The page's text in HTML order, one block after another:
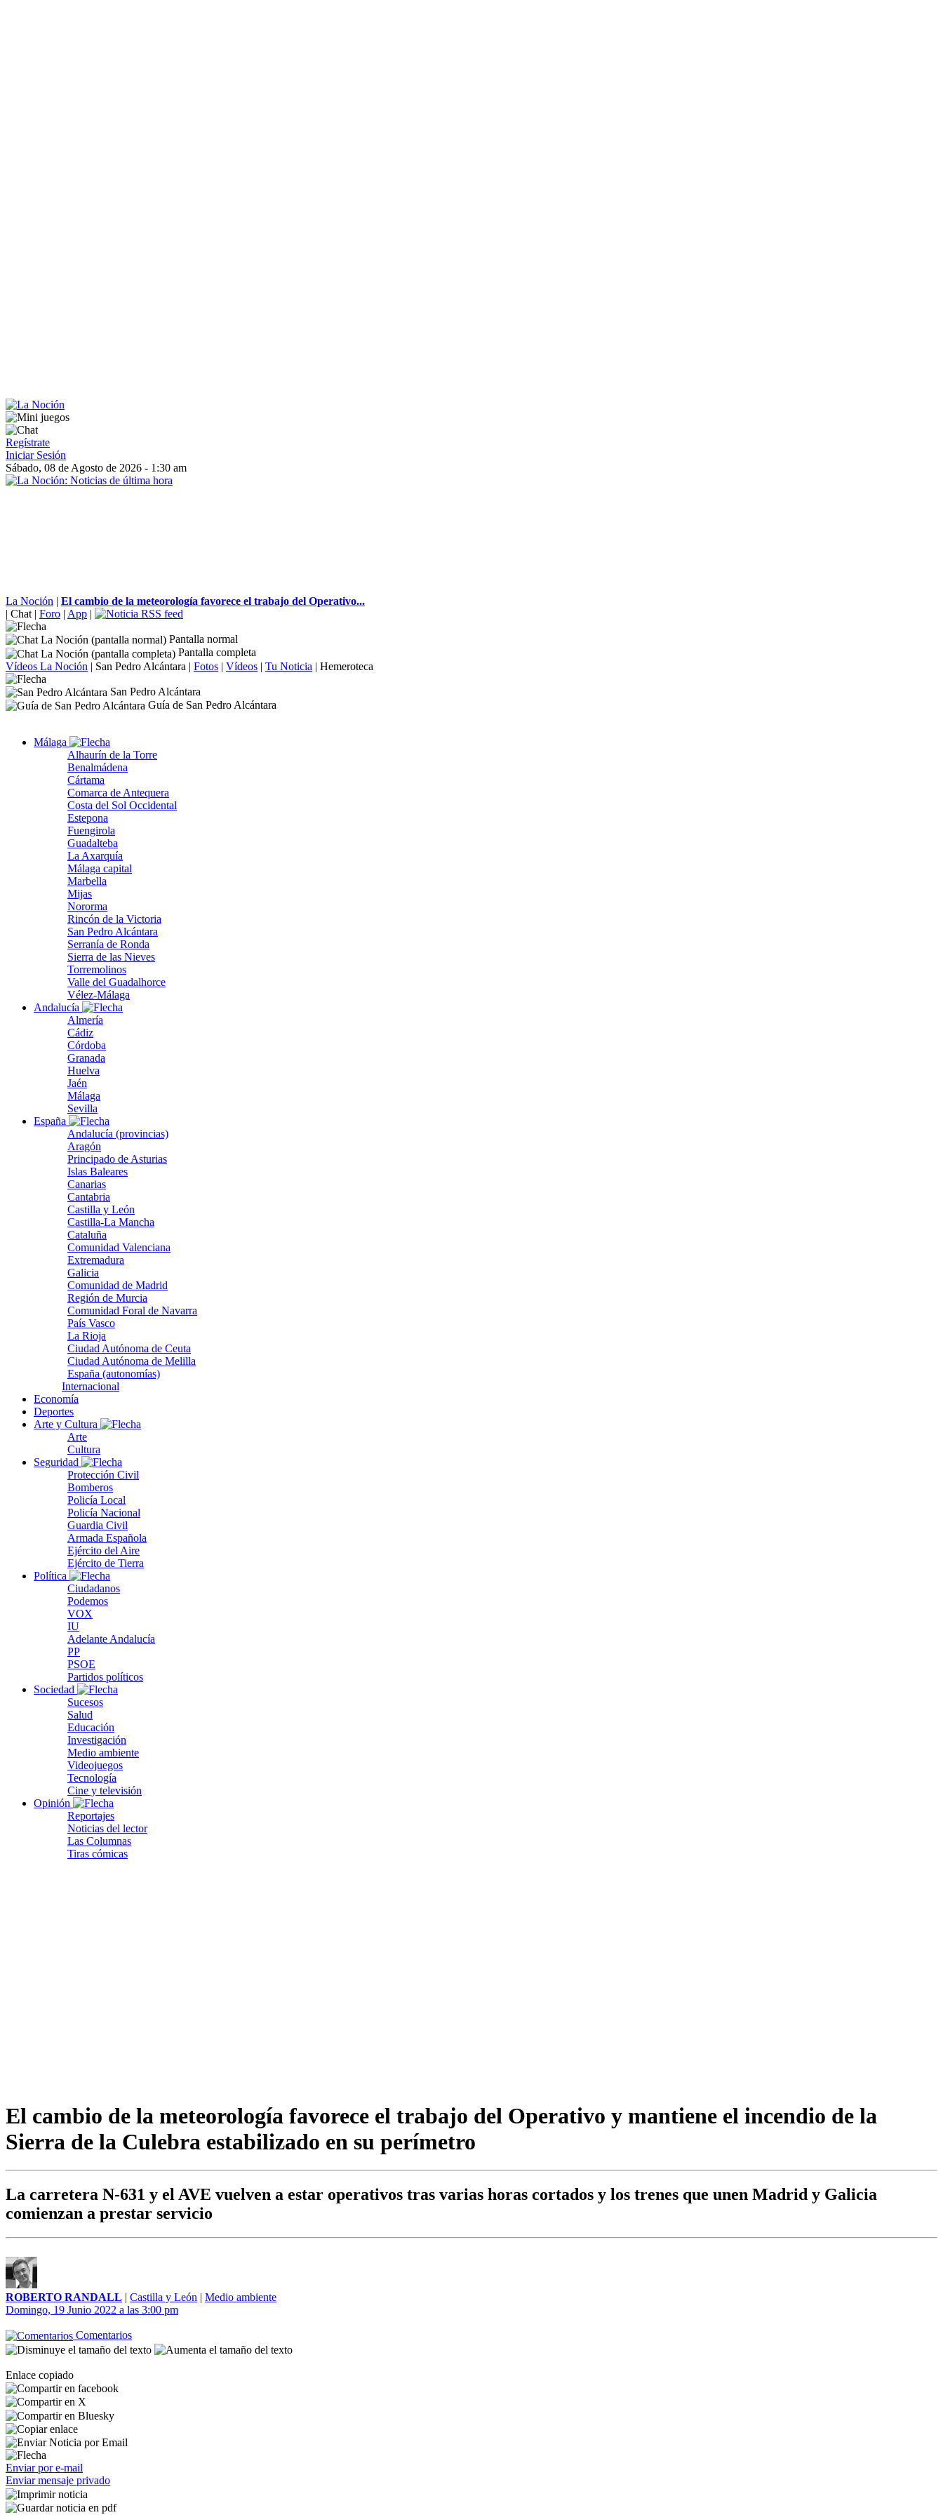
Regístrate
Iniciar Sesión
Sábado, 08 de Agosto de 2026 - 1:30 am
La Noción | El cambio de la meteorología favorece el trabajo del Operativo...
| Chat | Foro | App |
Pantalla normal
Pantalla completa
Vídeos La Noción | San Pedro Alcántara | Fotos | Vídeos | Tu Noticia | Hemeroteca
San Pedro Alcántara
Guía de San Pedro Alcántara
Málaga
Alhaurín de la Torre
Benalmádena
Cártama
Comarca de Antequera
Costa del Sol Occidental
Estepona
Fuengirola
Guadalteba
La Axarquía
Málaga capital
Marbella
Mijas
Nororma
Rincón de la Victoria
San Pedro Alcántara
Serranía de Ronda
Sierra de las Nieves
Torremolinos
Valle del Guadalhorce
Vélez-Málaga
Andalucía
Almería
Cádiz
Córdoba
Granada
Huelva
Jaén
Málaga
Sevilla
España
Andalucía (provincias)
Aragón
Principado de Asturias
Islas Baleares
Canarias
Cantabria
Castilla y León
Castilla-La Mancha
Cataluña
Comunidad Valenciana
Extremadura
Galicia
Comunidad de Madrid
Región de Murcia
Comunidad Foral de Navarra
País Vasco
La Rioja
Ciudad Autónoma de Ceuta
Ciudad Autónoma de Melilla
España (autonomías)
Internacional
Economía
Deportes
Arte y Cultura
Arte
Cultura
Seguridad
Protección Civil
Bomberos
Policía Local
Policía Nacional
Guardia Civil
Armada Española
Ejército del Aire
Ejército de Tierra
Política
Ciudadanos
Podemos
VOX
IU
Adelante Andalucía
PP
PSOE
Partidos políticos
Sociedad
Sucesos
Salud
Educación
Investigación
Medio ambiente
Videojuegos
Tecnología
Cine y televisión
Opinión
Reportajes
Noticias del lector
Las Columnas
Tiras cómicas
El cambio de la meteorología favorece el trabajo del Operativo y mantiene el incendio de la
Sierra de la Culebra estabilizado en su perímetro
La carretera N-631 y el AVE vuelven a estar operativos tras varias horas cortados y los trenes que unen Madrid y Galicia
comienzan a prestar servicio
ROBERTO RANDALL | Castilla y León | Medio ambiente
Domingo, 19 Junio 2022 a las 3:00 pm
Comentarios
Enlace copiado
Enviar por e-mail
Enviar mensaje privado